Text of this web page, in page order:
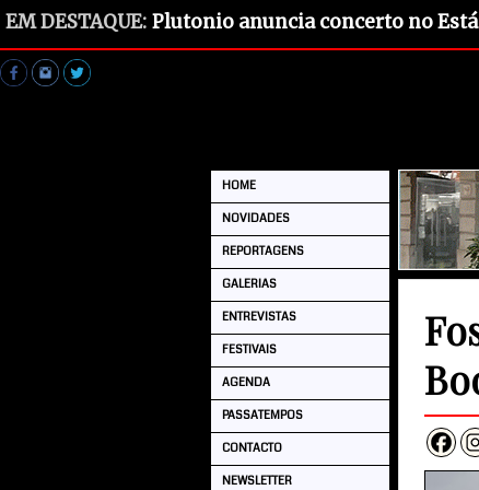
EM DESTAQUE: Plutonio anuncia concerto no
HOME
NOVIDADES
REPORTAGENS
GALERIAS
ENTREVISTAS
FESTIVAIS
AGENDA
PASSATEMPOS
CONTACTO
NEWSLETTER